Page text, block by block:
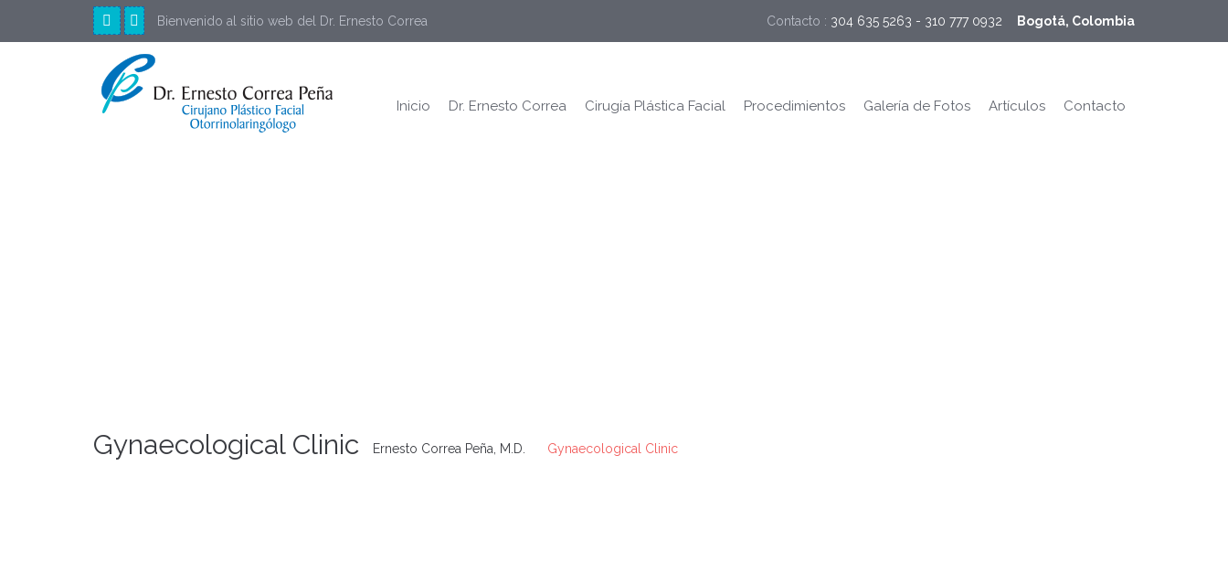
Bienvenido al sitio web del Dr. Ernesto Correa Contacto : 304 635 5263 - 310 777 0932 Bogotá, Colombia
Inicio Dr. Ernesto Correa Cirugía Plástica Facial Procedimientos Galería de Fotos Artículos Contacto
Gynaecological Clinic Ernesto Correa Peña, M.D. Gynaecological Clinic